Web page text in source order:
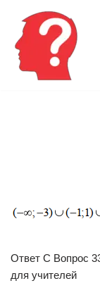
Перейти
содержимому
Ответ C Вопрос
для учителей